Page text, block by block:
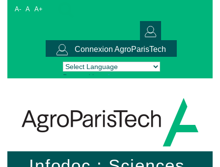
A- A A+
Connexion AgroParisTech
Powered by Translate